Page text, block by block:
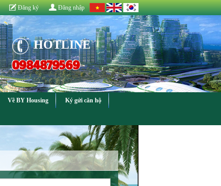
Đăng ký Đăng nhập
HOTLINE
0984879569
Về BY Housing Ký gửi căn hộ